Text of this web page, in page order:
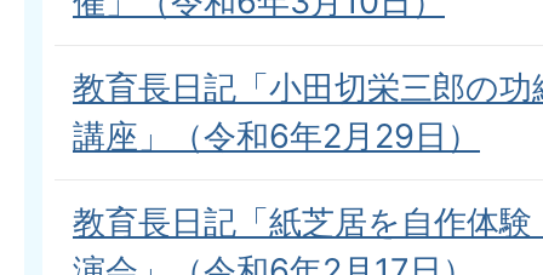
教育長日記「小田切栄三郎の
講座」（令和6年2月29日）
教育長日記「紙芝居を自作体